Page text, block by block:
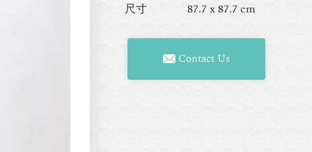
尺寸 87.7 x 87.7 cm
Contact Us